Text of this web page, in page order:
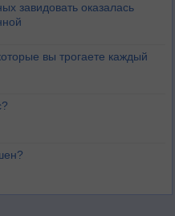
завидовать оказалась
вы трогаете каждый